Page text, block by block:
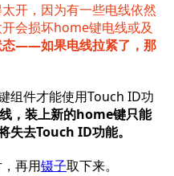
开，因为有一些电线依然
会损坏home键电线或及
态——如果电线拉紧了，那
组件才能使用Touch ID功
，装上新的home键只能
失去Touch ID功能。
再用镊子取下来。